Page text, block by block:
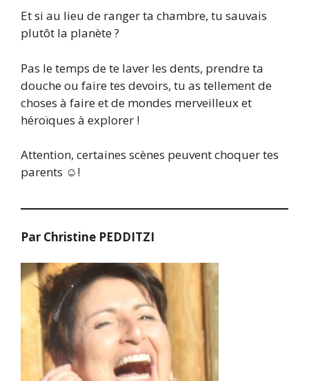
Et si au lieu de ranger ta chambre, tu sauvais
plutôt la planète ?
Pas le temps de te laver les dents, prendre ta
douche ou faire tes devoirs, tu as tellement de
choses à faire et de mondes merveilleux et
héroïques à explorer !
Attention, certaines scènes peuvent choquer tes
parents ☺!
Par Christine PEDDITZI